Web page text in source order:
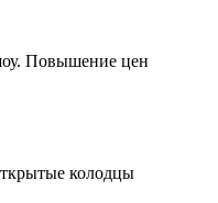
Повышение цен
колодцы